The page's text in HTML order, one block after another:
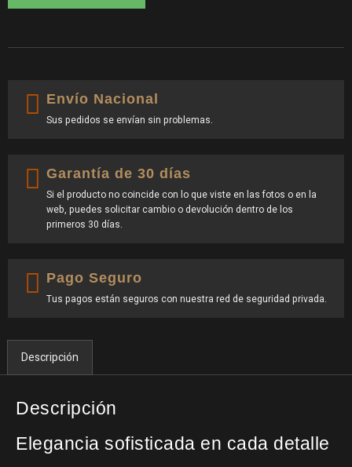
Envío Nacional
Sus pedidos se envían sin problemas.
Garantía de 30 días
Si el producto no coincide con lo que viste en las fotos o en la
web, puedes solicitar cambio o devolución dentro de los
primeros 30 días.
Pago Seguro
Tus pagos están seguros con nuestra red de seguridad privada.
Descripción
Descripción
Elegancia sofisticada en cada detalle